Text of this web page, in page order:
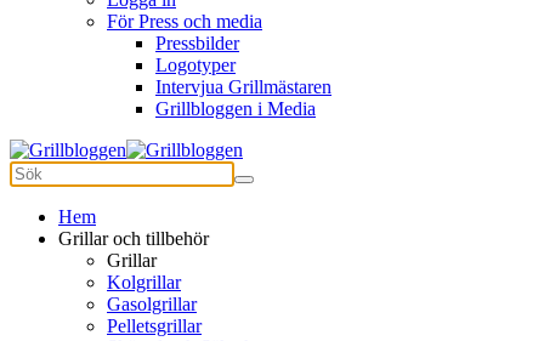
För Press och media
Pressbilder
Logotyper
Intervjua Grillmästaren
Grillbloggen i Media
Hem
Grillar och tillbehör
Grillar
Kolgrillar
Gasolgrillar
Pelletsgrillar